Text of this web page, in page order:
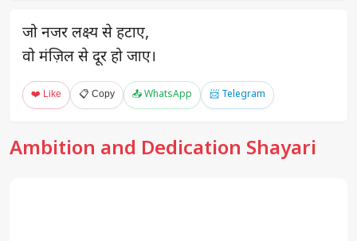
जो नजर लक्ष्य से हटाए,
वो मंज़िल से दूर हो जाए।
❤️ Like 📋 Copy 📤 WhatsApp 📨 Telegram
Ambition and Dedication Shayari